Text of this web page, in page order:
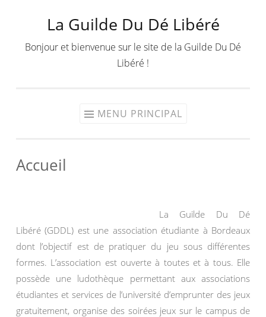
contenu
La Guilde Du Dé Libéré
Bonjour et bienvenue sur le site de la Guilde Du Dé
Libéré !
MENU PRINCIPAL
Accueil
La Guilde Du Dé
Libéré (GDDL) est une association étudiante à Bordeaux
dont l’objectif est de pratiquer du jeu sous différentes
formes. L’association est ouverte à toutes et à tous. Elle
possède une ludothèque permettant aux associations
étudiantes et services de l’université d’emprunter des jeux
gratuitement, organise des soirées jeux sur le campus de